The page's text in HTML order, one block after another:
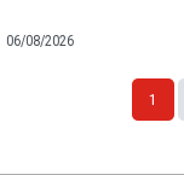
06/08/2026
1